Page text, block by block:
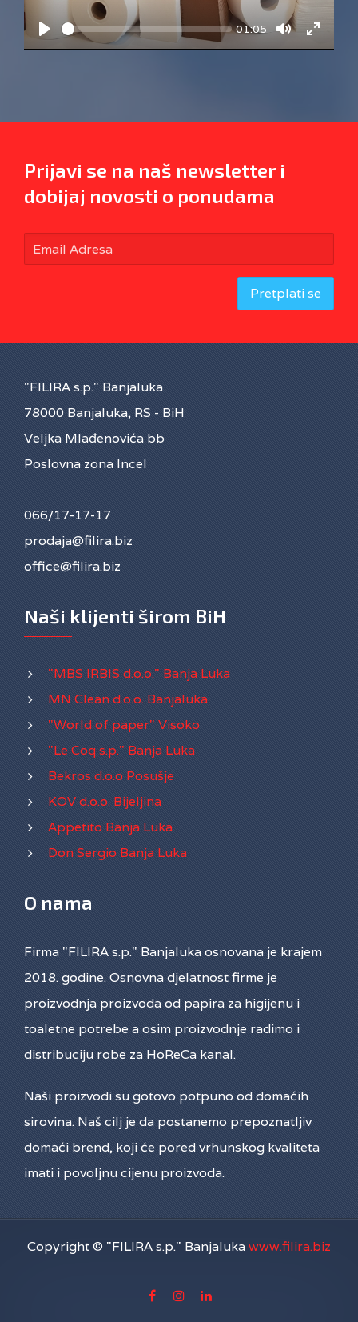
Play
Seek Current
01:05
ToggleToggle
Prijavi se na naš newsletter i
dobijaj novosti o ponudama
Pretplati se
"FILIRA s.p." Banjaluka
78000 Banjaluka, RS - BiH
Veljka Mlađenovića bb
Poslovna zona Incel
066/17-17-17
prodaja@filira.biz
office@filira.biz
Naši klijenti širom BiH
"MBS IRBIS d.o.o." Banja Luka
MN Clean d.o.o. Banjaluka
"World of paper" Visoko
"Le Coq s.p." Banja Luka
Bekros d.o.o Posušje
KOV d.o.o. Bijeljina
Appetito Banja Luka
Don Sergio Banja Luka
O nama
Firma "FILIRA s.p." Banjaluka osnovana je krajem
2018. godine. Osnovna djelatnost firme je
proizvodnja proizvoda od papira za higijenu i
toaletne potrebe a osim proizvodnje radimo i
distribuciju robe za HoReCa kanal.
Naši proizvodi su gotovo potpuno od domaćih
sirovina. Naš cilj je da postanemo prepoznatljiv
domaći brend, koji će pored vrhunskog kvaliteta
imati i povoljnu cijenu proizvoda.
Copyright © "FILIRA s.p." Banjalukawww.filira.biz